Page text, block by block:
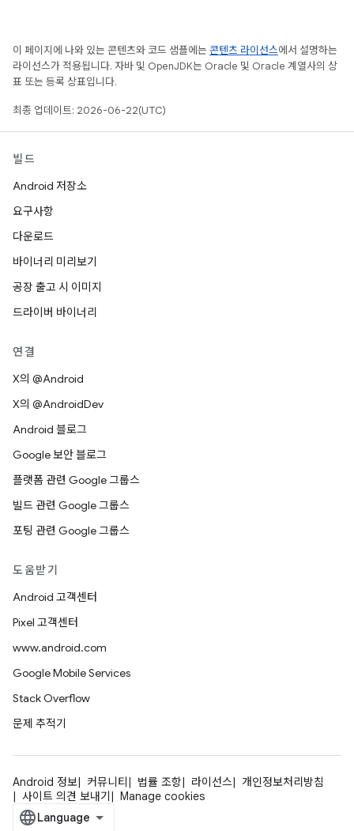
이 페이지에 나와 있는 콘텐츠와 코드 샘플에는 콘텐츠 라이선스에서 설명하는
라이선스가 적용됩니다. 자바 및 OpenJDK는 Oracle 및 Oracle 계열사의 상
표 또는 등록 상표입니다.
최종 업데이트: 2026-06-22(UTC)
빌드
Android 저장소
요구사항
다운로드
바이너리 미리보기
공장 출고 시 이미지
드라이버 바이너리
연결
X의 @Android
X의 @AndroidDev
Android 블로그
Google 보안 블로그
플랫폼 관련 Google 그룹스
빌드 관련 Google 그룹스
포팅 관련 Google 그룹스
도움받기
Android 고객센터
Pixel 고객센터
www.android.com
Google Mobile Services
Stack Overflow
문제 추적기
Android 정보 커뮤니티 법률 조항 라이선스
개인정보처리방침
사이트 의견 보내기
Manage cookies